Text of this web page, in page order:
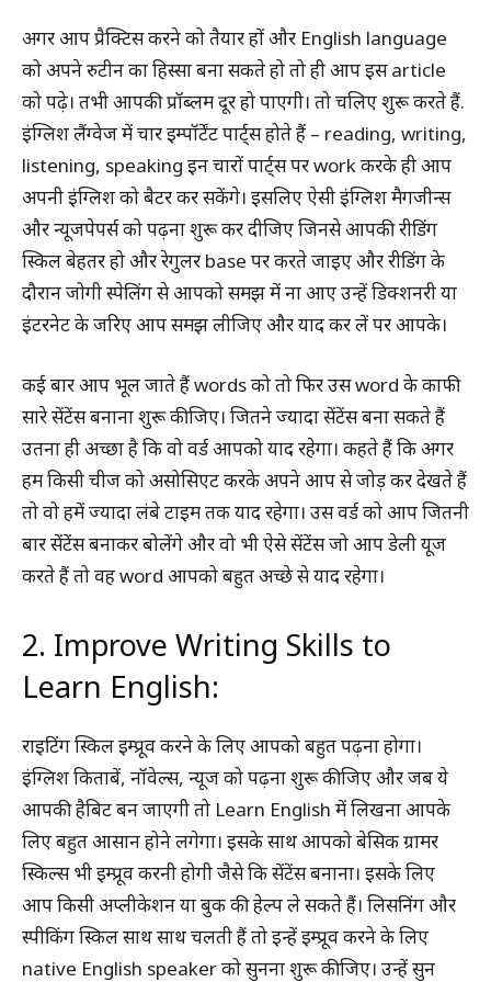
अगर आप प्रैक्टिस करने को तैयार हों और English language
को अपने रुटीन का हिस्सा बना सकते हो तो ही आप इस article
को पढ़े। तभी आपकी प्रॉब्लम दूर हो पाएगी। तो चलिए शुरू करते हैं.
इंग्लिश लैंग्वेज में चार इम्पॉर्टेंट पार्ट्स होते हैं – reading, writing,
listening, speaking इन चारों पार्ट्स पर work करके ही आप
अपनी इंग्लिश को बैटर कर सकेंगे। इसलिए ऐसी इंग्लिश मैगजीन्स
और न्यूजपेपर्स को पढ़ना शुरू कर दीजिए जिनसे आपकी रीडिंग
स्किल बेहतर हो और रेगुलर base पर करते जाइए और रीडिंग के
दौरान जोगी स्पेलिंग से आपको समझ में ना आए उन्हें डिक्शनरी या
इंटरनेट के जरिए आप समझ लीजिए और याद कर लें पर आपके।
कई बार आप भूल जाते हैं words को तो फिर उस word के काफी
सारे सेंटेंस बनाना शुरू कीजिए। जितने ज्यादा सेंटेंस बना सकते हैं
उतना ही अच्छा है कि वो वर्ड आपको याद रहेगा। कहते हैं कि अगर
हम किसी चीज को असोसिएट करके अपने आप से जोड़ कर देखते हैं
तो वो हमें ज्यादा लंबे टाइम तक याद रहेगा। उस वर्ड को आप जितनी
बार सेंटेंस बनाकर बोलेंगे और वो भी ऐसे सेंटेंस जो आप डेली यूज
करते हैं तो वह word आपको बहुत अच्छे से याद रहेगा।
2. Improve Writing Skills to
Learn English:
राइटिंग स्किल इम्प्रूव करने के लिए आपको बहुत पढ़ना होगा।
इंग्लिश किताबें, नॉवेल्स, न्यूज को पढ़ना शुरू कीजिए और जब ये
आपकी हैबिट बन जाएगी तो Learn English में लिखना आपके
लिए बहुत आसान होने लगेगा। इसके साथ आपको बेसिक ग्रामर
स्किल्स भी इम्प्रूव करनी होगी जैसे कि सेंटेंस बनाना। इसके लिए
आप किसी अप्लीकेशन या बुक की हेल्प ले सकते हैं। लिसनिंग और
स्पीकिंग स्किल साथ साथ चलती हैं तो इन्हें इम्प्रूव करने के लिए
native English speaker को सुनना शुरू कीजिए। उन्हें सुन